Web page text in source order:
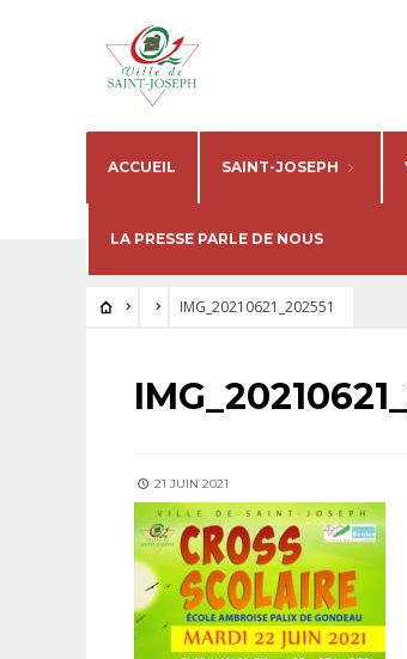
ACCUEIL SAINT-JOSEPH
LA PRESSE PARLE DE NOUS
IMG_20210621_202551
21 JUIN 2021